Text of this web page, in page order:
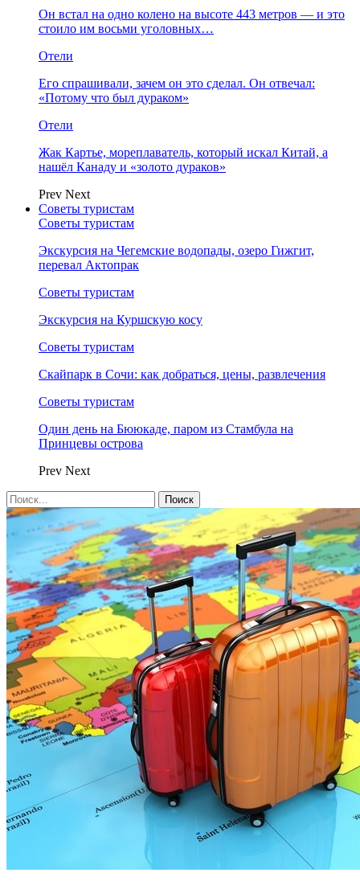
Он встал на одно колено на высоте 443 метров — и это
стоило им восьми уголовных…
Отели
Его спрашивали, зачем он это сделал. Он отвечал:
«Потому что был дураком»
Отели
Жак Картье, мореплаватель, который искал Китай, а
нашёл Канаду и «золото дураков»
Prev Next
Советы туристам
Советы туристам
Экскурсия на Чегемские водопады, озеро Гижгит,
перевал Актопрак
Советы туристам
Экскурсия на Куршскую косу
Советы туристам
Скайпарк в Сочи: как добраться, цены, развлечения
Советы туристам
Один день на Бююкаде, паром из Стамбула на
Принцевы острова
Prev Next